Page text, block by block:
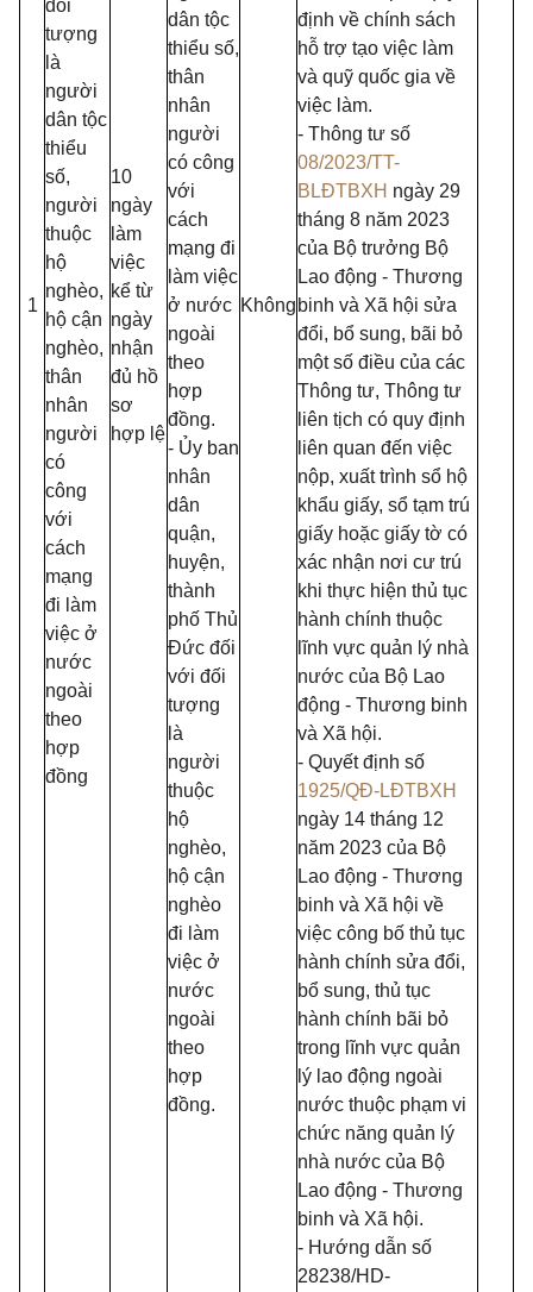
1
đối
tượng
là
người
dân tộc
thiểu
số,
người
thuộc
hộ
nghèo,
hộ cận
nghèo,
thân
nhân
người
có
công
với
cách
mạng
đi làm
việc ở
nước
ngoài
theo
hợp
đồng
10
ngày
làm
việc
kể từ
ngày
nhận
đủ hồ
sơ
hợp lệ
dân tộc
thiểu số,
thân
nhân
người
có công
với
cách
mạng đi
làm việc
ở nước
ngoài
theo
hợp
đồng.
- Ủy ban
nhân
dân
quận,
huyện,
thành
phố Thủ
Đức đối
với đối
tượng
là
người
thuộc
hộ
nghèo,
hộ cận
nghèo
đi làm
việc ở
nước
ngoài
theo
hợp
đồng.
Không
định về chính sách
hỗ trợ tạo việc làm
và quỹ quốc gia về
việc làm.
- Thông tư số
08/2023/TT-
BLĐTBXH ngày 29
tháng 8 năm 2023
của Bộ trưởng Bộ
Lao động - Thương
binh và Xã hội sửa
đổi, bổ sung, bãi bỏ
một số điều của các
Thông tư, Thông tư
liên tịch có quy định
liên quan đến việc
nộp, xuất trình sổ hộ
khẩu giấy, sổ tạm trú
giấy hoặc giấy tờ có
xác nhận nơi cư trú
khi thực hiện thủ tục
hành chính thuộc
lĩnh vực quản lý nhà
nước của Bộ Lao
động - Thương binh
và Xã hội.
- Quyết định số
1925/QĐ-LĐTBXH
ngày 14 tháng 12
năm 2023 của Bộ
Lao động - Thương
binh và Xã hội về
việc công bố thủ tục
hành chính sửa đổi,
bổ sung, thủ tục
hành chính bãi bỏ
trong lĩnh vực quản
lý lao động ngoài
nước thuộc phạm vi
chức năng quản lý
nhà nước của Bộ
Lao động - Thương
binh và Xã hội.
- Hướng dẫn số
28238/HD-